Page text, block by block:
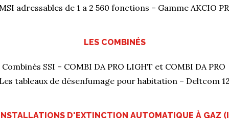
adressables de 1 a 2 560 fonctions – Gamme AKCIO
LES COMBINÉS
Combinés SSI – COMBI DA PRO LIGHT et COMBI DA PRO
Les tableaux de désenfumage pour habitation – Deltcom 12
D'EXTINCTION AUTOMATIQUE À GAZ